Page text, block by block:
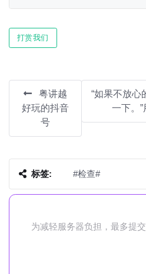
打赏我们
粤讲越
好玩的抖音
号
“如果不放心
一下。”
标签: #检查#